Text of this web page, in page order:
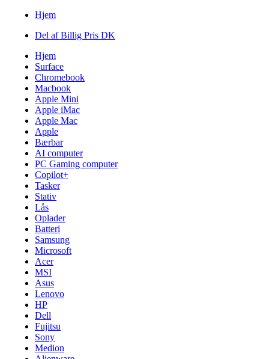
Hjem
Del af Billig Pris DK
Hjem
Surface
Chromebook
Macbook
Apple Mini
Apple iMac
Apple Mac
Apple
Bærbar
AI computer
PC Gaming computer
Copilot+
Tasker
Stativ
Lås
Oplader
Batteri
Samsung
Microsoft
Acer
MSI
Asus
Lenovo
HP
Dell
Fujitsu
Sony
Medion